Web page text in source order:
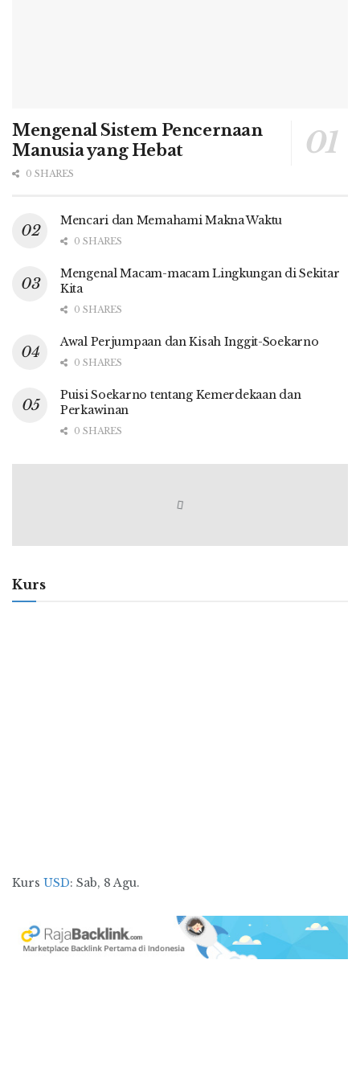
Mengenal Sistem Pencernaan
Manusia yang Hebat
0 SHARES
Mencari dan Memahami Makna Waktu
0 SHARES
Mengenal Macam-macam Lingkungan di Sekitar
Kita
0 SHARES
Awal Perjumpaan dan Kisah Inggit-Soekarno
0 SHARES
Puisi Soekarno tentang Kemerdekaan dan
Perkawinan
0 SHARES
Kurs
Kurs USD: Sab, 8 Agu.